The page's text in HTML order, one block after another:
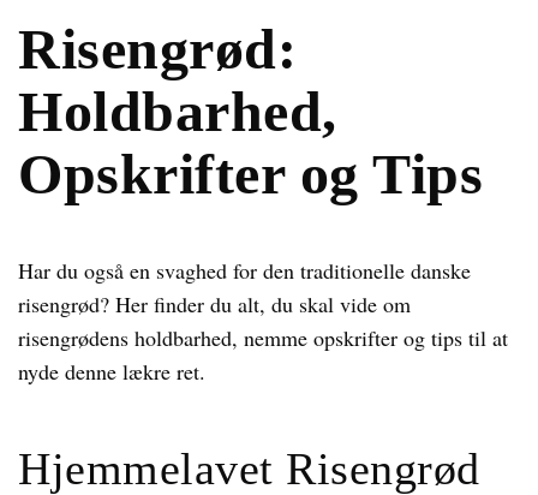
Risengrød:
Holdbarhed,
Opskrifter og Tips
Har du også en svaghed for den traditionelle danske
risengrød? Her finder du alt, du skal vide om
risengrødens holdbarhed, nemme opskrifter og tips til at
nyde denne lækre ret.
Hjemmelavet Risengrød